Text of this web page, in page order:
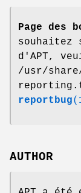
Page des
souhaitez
d'APT,
/usr/
reportbug
AUTHOR